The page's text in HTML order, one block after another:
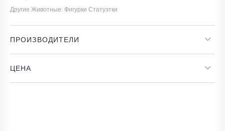
Другие Животные: Фигурки Статуэтки
ПРОИЗВОДИТЕЛИ
ЦЕНА